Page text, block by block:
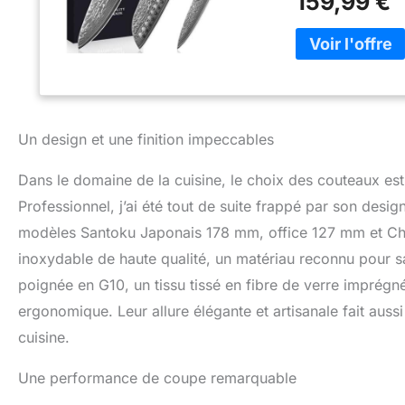
Idéal pour
Grâce au
distingue par
coupe en VG10,
Lame Bien
trancher et
de verre de
mouvement. Le
manche
professionnels
Cuisine :
précision de
Un design et une finition impeccables
Dans le domaine de la cuisine, le choix des couteaux
Professionnel, j’ai été tout de suite frappé par son
modèles Santoku Japonais 178 mm, office 127 mm et
inoxydable de haute qualité, un matériau reconnu pour
poignée en G10, un tissu tissé en fibre de verre
ergonomique. Leur allure élégante et artisanale fait
cuisine.
Une performance de coupe remarquable